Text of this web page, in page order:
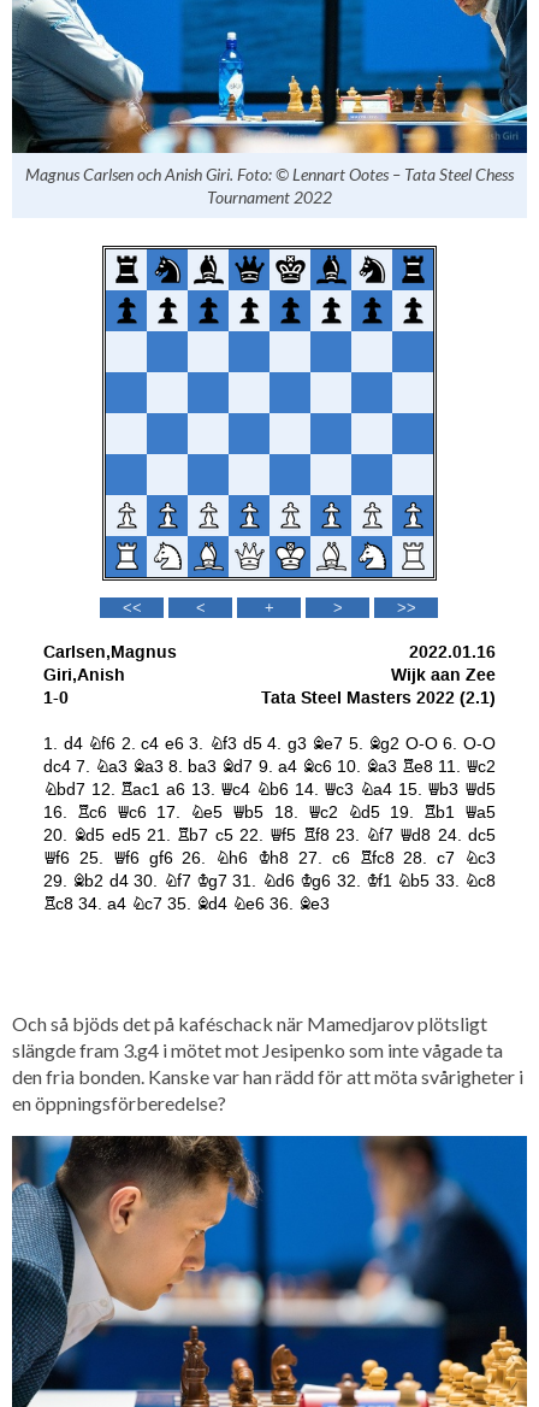
Magnus Carlsen och Anish Giri. Foto: © Lennart Ootes – Tata Steel Chess
Tournament 2022
Och så bjöds det på kaféschack när Mamedjarov plötsligt
slängde fram 3.g4 i mötet mot Jesipenko som inte vågade ta
den fria bonden. Kanske var han rädd för att möta svårigheter i
en öppningsförberedelse?